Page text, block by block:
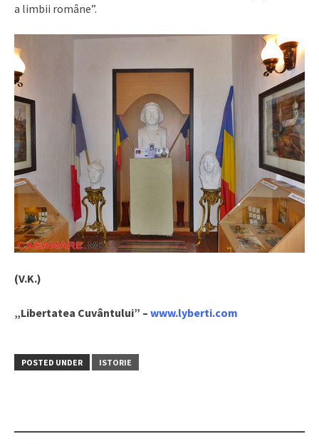
a limbii române”.
(V.K.)
„Libertatea Cuvântului” – www.lyberti.com
POSTED UNDER ISTORIE